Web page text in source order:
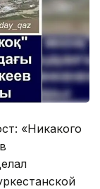
«Никакого